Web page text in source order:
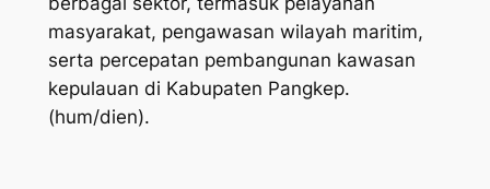
masyarakat, pengawasan wilayah maritim,
serta percepatan pembangunan kawasan
kepulauan di Kabupaten Pangkep.
(hum/dien).